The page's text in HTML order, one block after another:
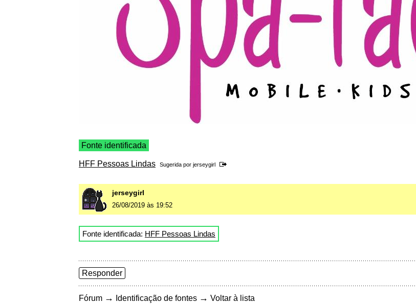
Fonte identificada
HFF Pessoas Lindas Sugerida por jerseygirl
jerseygirl
26/08/2019 às 19:52
Fonte identificada: HFF Pessoas Lindas
Responder
Fórum → Identificação de fontes → Voltar à lista